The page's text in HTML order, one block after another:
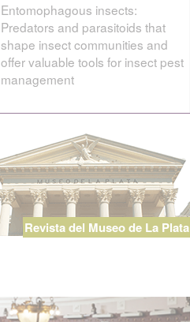
Entomophagous insects:
Predators and parasitoids that
shape insect communities and
offer valuable tools for insect pest
management
Revista del Museo de La Plata